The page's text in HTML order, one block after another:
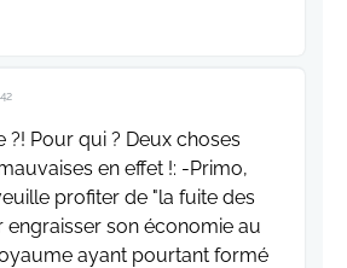
?! Pour qui ? Deux choses
en effet !: -Primo,
profiter de "la fuite des
son économie au
ayant pourtant formé